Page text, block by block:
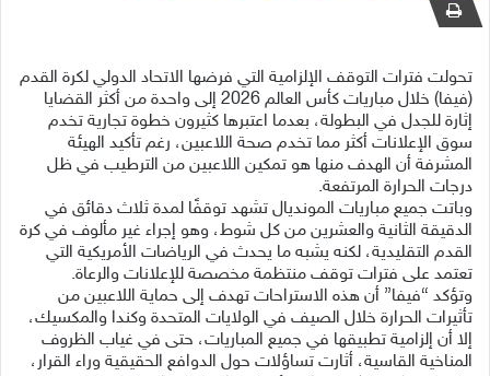
تحولت فترات التوقف الإلزامية التي فرضها الاتحاد الدولي لكرة القدم
(فيفا) خلال مباريات كأس العالم 2026 إلى واحدة من أكثر القضايا
إثارة للجدل في البطولة، بعدما اعتبرها كثيرون خطوة تجارية تخدم
سوق الإعلانات أكثر مما تخدم صحة اللاعبين، رغم تأكيد الهيئة
المشرفة أن الهدف منها هو تمكين اللاعبين من الترطيب في ظل
درجات الحرارة المرتفعة.
وباتت جميع مباريات المونديال تشهد توقفًا لمدة ثلاث دقائق في
الدقيقة الثانية والعشرين من كل شوط، وهو إجراء غير مألوف في كرة
القدم التقليدية، لكنه يشبه ما يحدث في الرياضات الأمريكية التي
تعتمد على فترات توقف منتظمة مخصصة للإعلانات والرعاة.
وتؤكد “فيفا” أن هذه الاستراحات تهدف إلى حماية اللاعبين من
تأثيرات الحرارة خلال الصيف في الولايات المتحدة وكندا والمكسيك،
إلا أن إلزامية تطبيقها في جميع المباريات، حتى في غياب الظروف
المناخية القاسية، أثارت تساؤلات حول الدوافع الحقيقية وراء القرار،